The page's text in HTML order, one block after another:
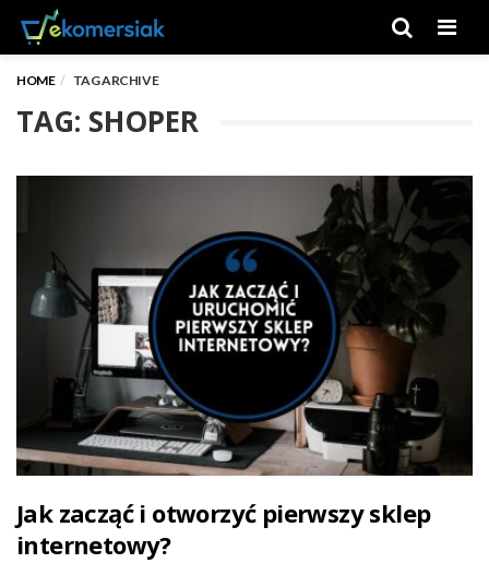
HOME TAG ARCHIVE
TAG: SHOPER
Jak zacząć i otworzyć pierwszy sklep
internetowy?